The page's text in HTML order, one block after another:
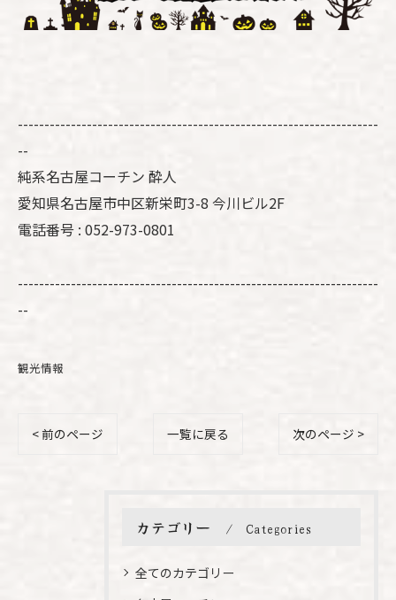
--------------------------------------------------------------------
--
純系名古屋コーチン 酔人
愛知県名古屋市中区新栄町3-8 今川ビル2F
電話番号 : 052-973-0801
--------------------------------------------------------------------
--
観光情報
< 前のページ 一覧に戻る 次のページ >
カテゴリー Categories
全てのカテゴリー